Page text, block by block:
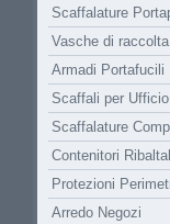
Scaffalature
Vasche di
Armadi Portafucili
Scaffali per Ufficio
Scaffalature
Contenitori
Protezioni
Arredo Negozi